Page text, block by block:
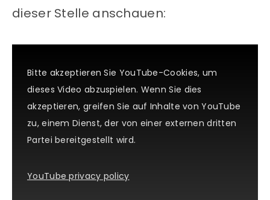
dieser Stelle anschauen:
Bitte akzeptieren Sie YouTube-Cookies, um
dieses Video abzuspielen. Wenn Sie dies
akzeptieren, greifen Sie auf Inhalte von YouTube
zu, einem Dienst, der von einer externen dritten
Partei bereitgestellt wird.
YouTube privacy policy